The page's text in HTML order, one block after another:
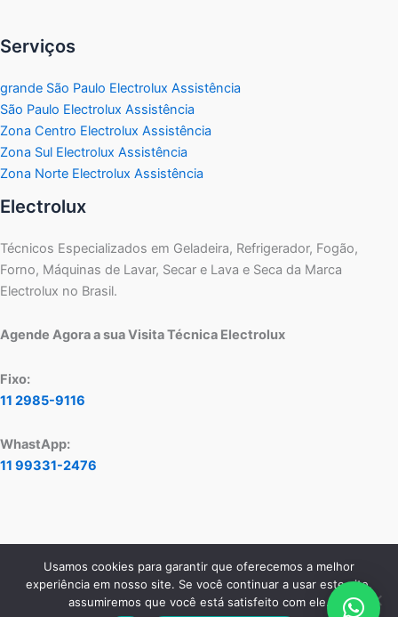
Serviços
grande São Paulo Electrolux Assistência
São Paulo Electrolux Assistência
Zona Centro Electrolux Assistência
Zona Sul Electrolux Assistência
Zona Norte Electrolux Assistência
Electrolux
Técnicos Especializados em Geladeira, Refrigerador, Fogão,
Forno, Máquinas de Lavar, Secar e Lava e Seca da Marca
Electrolux no Brasil.
Agende Agora a sua Visita Técnica Electrolux
Fixo:
11 2985-9116
WhastApp:
11 99331-2476
Copyright © 2026 Assistência Técnica Electrolux - Central de
Atendimento:11 2985-9116- WhatsApp: 11 99331-2476
Usamos cookies para garantir que oferecemos a melhor
experiência em nosso site. Se você continuar a usar este site,
assumiremos que você está satisfeito com ele.